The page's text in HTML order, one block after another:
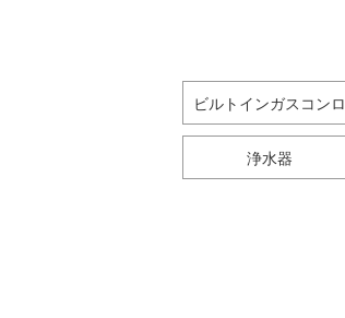
ビルトインガスコンロ
浄水器